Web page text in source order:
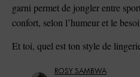
garni permet de jongler entre
confort, selon l’humeur et le
Et toi, quel est ton style de
ROSY SAMBWA